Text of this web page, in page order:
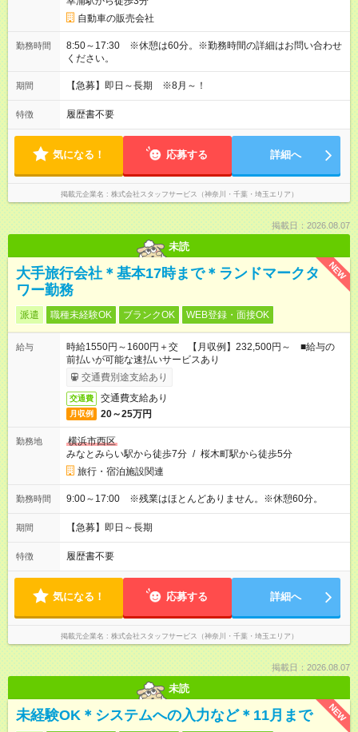
自動車の販売会社
勤務時間
8:50～17:30 ※休憩は60分。※勤務時間の詳細はお問い合わせ
ください。
期間 【急募】即日～長期 ※8月～！
特徴 履歴書不要
気になる！ 応募する 詳細へ
掲載元企業名 株式会社スタッフサービス（神奈川・千葉・埼玉エリア）
掲載日：2026.08.07
未読
NEW
大手旅行会社＊基本17時まで＊ランドマークタ
ワー勤務
派遣 職種未経験OK ブランクOK WEB登録・面接OK
給与
時給1550円～1600円＋交 【月収例】232,500円～ ■給与の
前払いが可能な速払いサービスあり
交通費別途支給あり
交通費 交通費支給あり
月収例 20～25万円
勤務地
横浜市西区
みなとみらい駅から徒歩7分 / 桜木町駅から徒歩5分
旅行・宿泊施設関連
勤務時間 9:00～17:00 ※残業はほとんどありません。※休憩60分。
期間 【急募】即日～長期
特徴 履歴書不要
気になる！ 応募する 詳細へ
掲載元企業名 株式会社スタッフサービス（神奈川・千葉・埼玉エリア）
掲載日：2026.08.07
未読
NEW
未経験OK＊システムへの入力など＊11月まで